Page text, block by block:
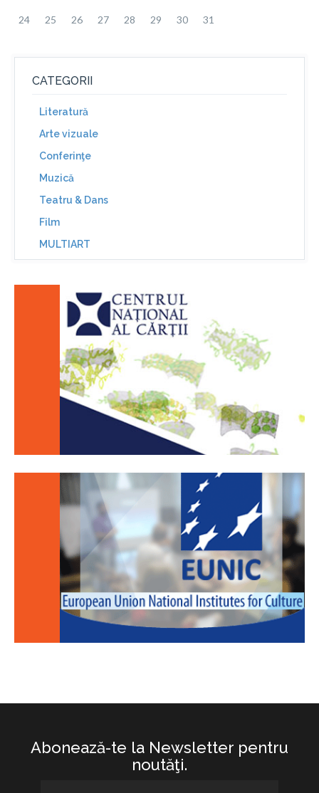
24 25 26 27 28 29 30 31
CATEGORII
Literatură
Arte vizuale
Conferinţe
Muzică
Teatru & Dans
Film
MULTIART
Abonează-te la Newsletter pentru
noutăţi.